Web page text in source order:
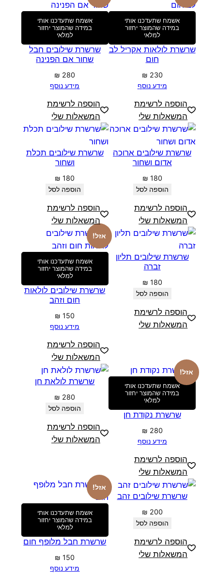
אשמח שתעדכנו אותי
במידה שהמוצר יחזור
למלאי
שרשרת לולאות אקריל לב
חום
₪ 230
מידע נוסף
הוספה לרשימת
המשאלות שלי
אשמח שתעדכנו אותי
במידה שהמוצר יחזור
למלאי
שרשרת שילובים חבל
שחור אם הפנינה
₪ 280
מידע נוסף
הוספה לרשימת
המשאלות שלי
שרשרת שילובים ארוכה
אדום ושחור
₪ 180
הוספה לסל
הוספה לרשימת
המשאלות שלי
שרשרת שילובים תכלת
ושחור
₪ 180
הוספה לסל
הוספה לרשימת
המשאלות שלי
שרשרת שילובים תליון
זברה
₪ 180
הוספה לסל
הוספה לרשימת
המשאלות שלי
אזל!
אשמח שתעדכנו אותי
במידה שהמוצר יחזור
למלאי
שרשרת שילובים לולאות
חום וזהב
₪ 150
מידע נוסף
הוספה לרשימת
המשאלות שלי
אזל!
אשמח שתעדכנו אותי
במידה שהמוצר יחזור
למלאי
שרשרת נקודת חן
₪ 280
מידע נוסף
הוספה לרשימת
המשאלות שלי
שרשרת לולאת חן
₪ 280
הוספה לסל
הוספה לרשימת
המשאלות שלי
שרשרת שילובים זהב
₪ 200
הוספה לסל
הוספה לרשימת
המשאלות שלי
אזל!
אשמח שתעדכנו אותי
במידה שהמוצר יחזור
למלאי
שרשרת חבל מלופף חום
₪ 150
מידע נוסף